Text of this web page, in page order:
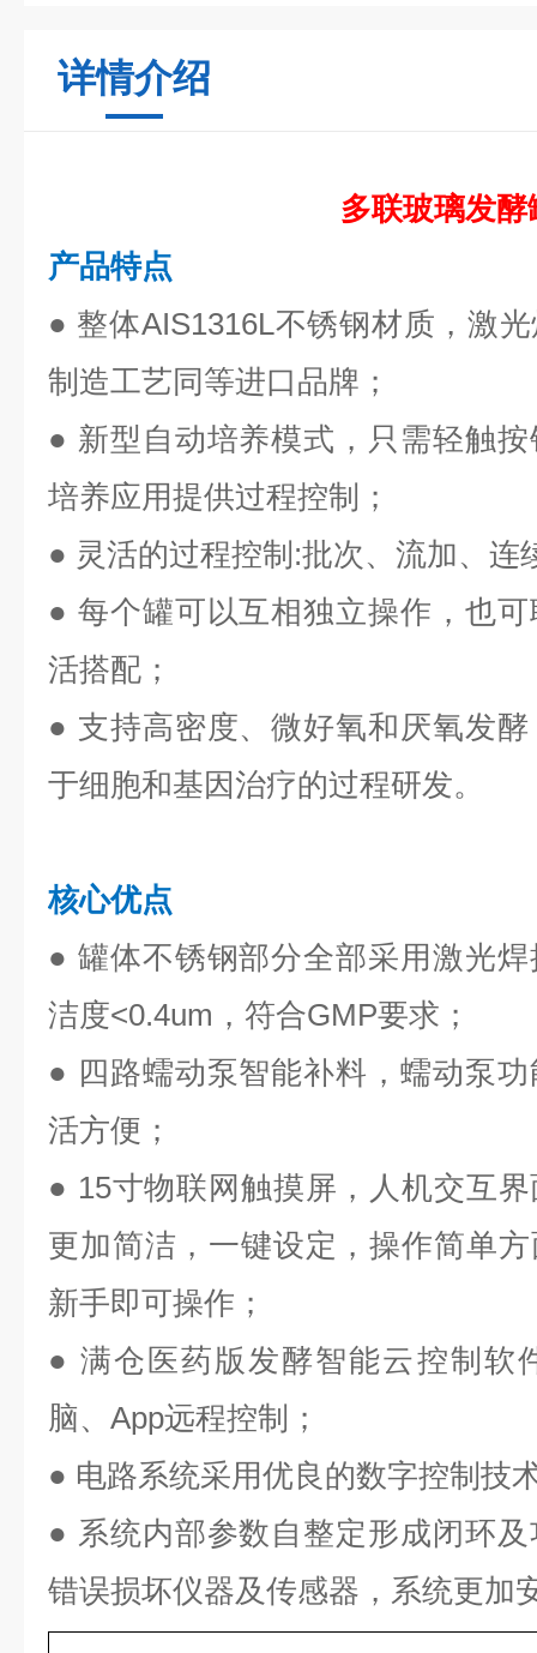
详情介绍
多联玻璃发酵
产品特点
● 整体AIS1316L不锈钢材质，激
制造工艺同等进口品牌；
● 新型自动培养模式，只需轻触
培养应用提供过程控制；
● 灵活的过程控制:批次、流加、连
● 每个罐可以互相独立操作，也
活搭配；
● 支持高密度、微好氧和厌氧发
于细胞和基因治疗的过程研发。
核心优点
● 罐体不锈钢部分全部采用激光
洁度<0.4um，符合GMP要求；
● 四路蠕动泵智能补料，蠕动泵
活方便；
● 15寸物联网触摸屏，人机交互
更加简洁，一键设定，操作简单
新手即可操作；
● 满仓医药版发酵智能云控制软
脑、App远程控制；
● 电路系统采用优良的数字控制技
● 系统内部参数自整定形成闭环
错误损坏仪器及传感器，系统更加